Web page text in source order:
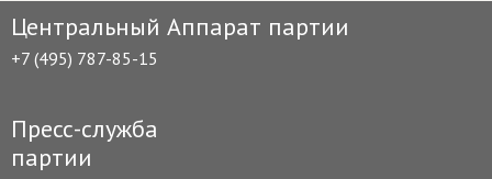
Центральный Аппарат партии
+7 (495) 787-85-15
Пресс-служба
партии